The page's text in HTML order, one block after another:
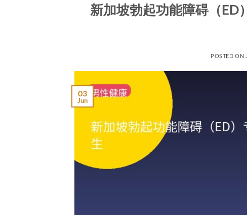
新加坡勃起功能障碍（ED
POSTED ON
03
Jun